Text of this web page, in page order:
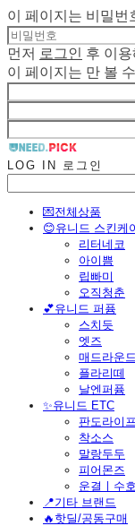
이 페이지는 비밀번
먼저 로그인
후 이
이 페이지는 만 볼
LOG IN 로그인
💌전체상품
😊유니드 스킨케
리터네코
아이쁨
립빠미
오직청춘
💕유니드 퍼퓸
스치듯
엣즈
매드라운드
플라리떼
날엔퍼퓸
​✨유니드 ETC
판도라이프
착소스
말랑두두
피어몬즈
운결ㅣ수
📍기타 브랜드
🔥핫딜/공동구매